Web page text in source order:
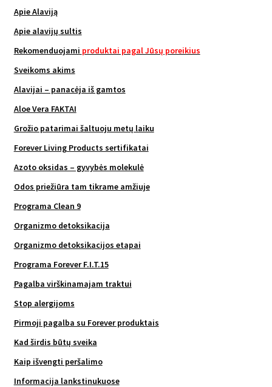
Apie Alaviją
Apie alavijų sultis
Rekomenduojami produktai pagal Jūsų poreikius
Sveikoms akims
Alavijai – panacėja iš gamtos
Aloe Vera FAKTAI
Grožio patarimai šaltuoju metų laiku
Forever Living Products sertifikatai
Azoto oksidas – gyvybės molekulė
Odos priežiūra tam tikrame amžiuje
Programa Clean 9
Organizmo detoksikacija
Organizmo detoksikacijos etapai
Programa Forever F.I.T.15
Pagalba virškinamajam traktui
Stop alergijoms
Pirmoji pagalba su Forever produktais
Kad širdis būtų sveika
Kaip išvengti peršalimo
Informacija lankstinukuose